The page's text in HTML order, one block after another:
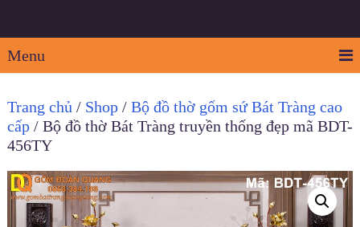
Menu
Trang chủ / Shop/ Bộ đồ thờ gốm sứ Bát Tràng cao
cấp/ Bộ đồ thờ Bát Tràng truyền thống đẹp mã BDT-
456TY